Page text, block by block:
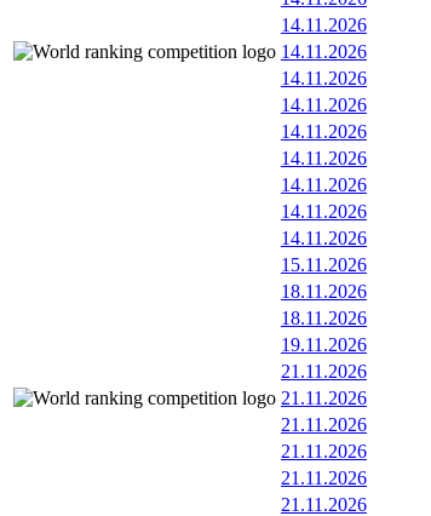
14.11.2026
14.11.2026
14.11.2026
14.11.2026
14.11.2026
14.11.2026
14.11.2026
14.11.2026
14.11.2026
15.11.2026
18.11.2026
18.11.2026
19.11.2026
21.11.2026
21.11.2026
21.11.2026
21.11.2026
21.11.2026
21.11.2026